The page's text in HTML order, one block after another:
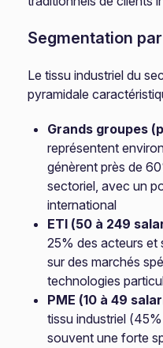
Segmentation
Le tissu industriel du
pyramidale
Grands groupes
représentent
génèrent près de
sectoriel, avec un
international
ETI (50 à 249
25% des acteurs et
sur des marchés
technologies
PME (10 à 49
tissu industriel
souvent une forte